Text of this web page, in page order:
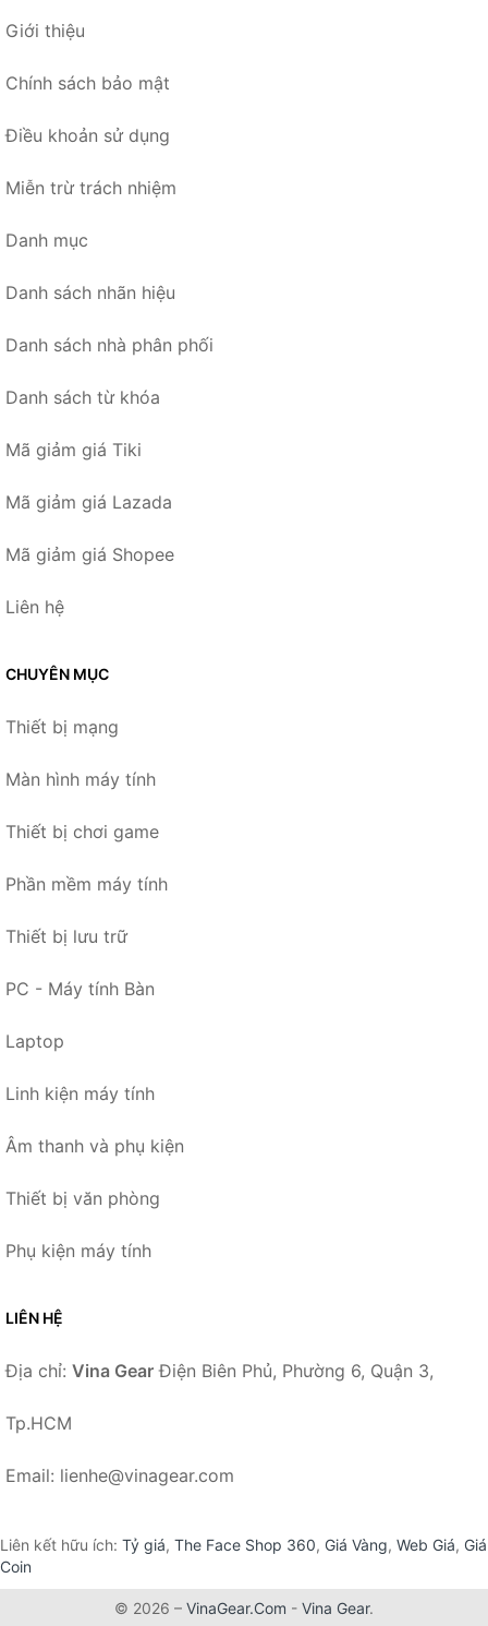
Giới thiệu
Chính sách bảo mật
Điều khoản sử dụng
Miễn trừ trách nhiệm
Danh mục
Danh sách nhãn hiệu
Danh sách nhà phân phối
Danh sách từ khóa
Mã giảm giá Tiki
Mã giảm giá Lazada
Mã giảm giá Shopee
Liên hệ
CHUYÊN MỤC
Thiết bị mạng
Màn hình máy tính
Thiết bị chơi game
Phần mềm máy tính
Thiết bị lưu trữ
PC - Máy tính Bàn
Laptop
Linh kiện máy tính
Âm thanh và phụ kiện
Thiết bị văn phòng
Phụ kiện máy tính
LIÊN HỆ
Địa chỉ: Vina Gear Điện Biên Phủ, Phường 6, Quận 3,
Tp.HCM
Email: lienhe@vinagear.com
Liên kết hữu ích: Tỷ giá, The Face Shop 360, Giá Vàng, Web Giá, Giá
Coin
© 2026 – VinaGear.Com - Vina Gear.